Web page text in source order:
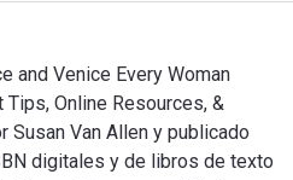
and Venice Every Woman
Online Resources, &
Susan Van Allen y publicado
digitales y de libros de texto